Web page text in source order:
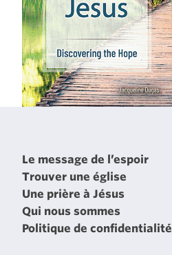
Le message de l’espoir
Trouver une église
Une prière à Jésus
Qui nous sommes
Politique de confidentialité